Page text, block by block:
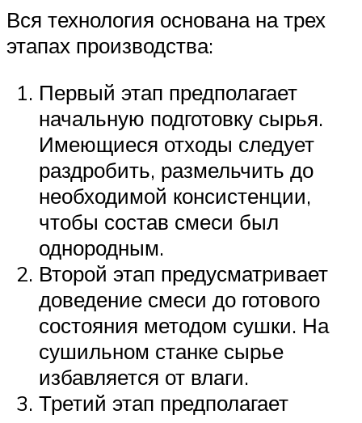
Вся технология основана на трех
этапах производства:
Первый этап предполагает
начальную подготовку сырья.
Имеющиеся отходы следует
раздробить, размельчить до
необходимой консистенции,
чтобы состав смеси был
однородным.
Второй этап предусматривает
доведение смеси до готового
состояния методом сушки. На
сушильном станке сырье
избавляется от влаги.
Третий этап предполагает